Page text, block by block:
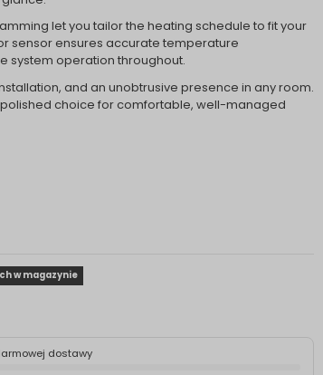
let you tailor the heating schedule to fit your
sensor ensures accurate temperature
system operation throughout.
and an unobtrusive presence in any room.
polished choice for comfortable, well-managed
w magazynie
dostawy